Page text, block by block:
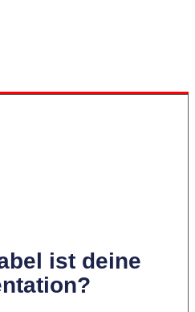
ist deine